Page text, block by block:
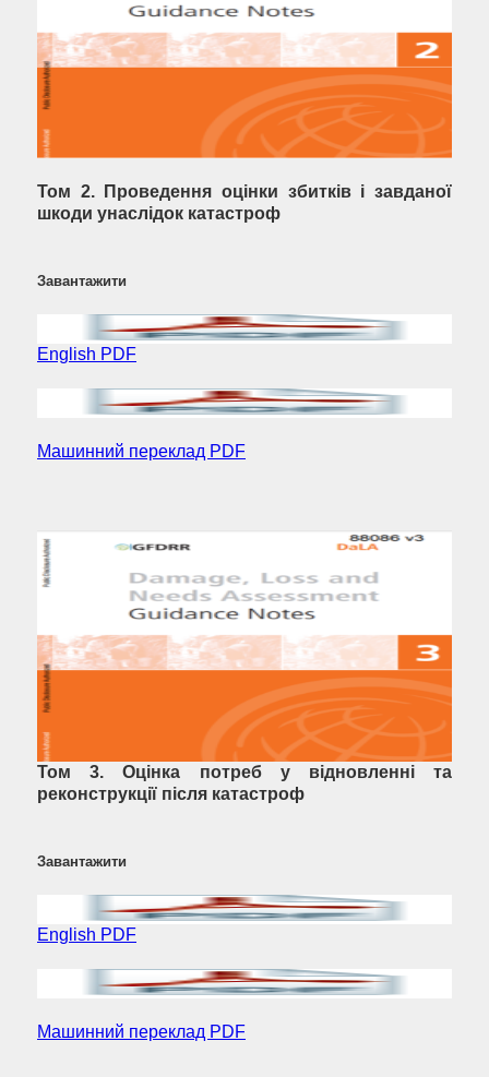
Том 2. Проведення оцінки збитків і завданої
шкоди унаслідок катастроф
Завантажити
English PDF
Машинний переклад PDF
Том 3. Оцінка потреб у відновленні та
реконструкції після катастроф
Завантажити
English PDF
Машинний переклад PDF